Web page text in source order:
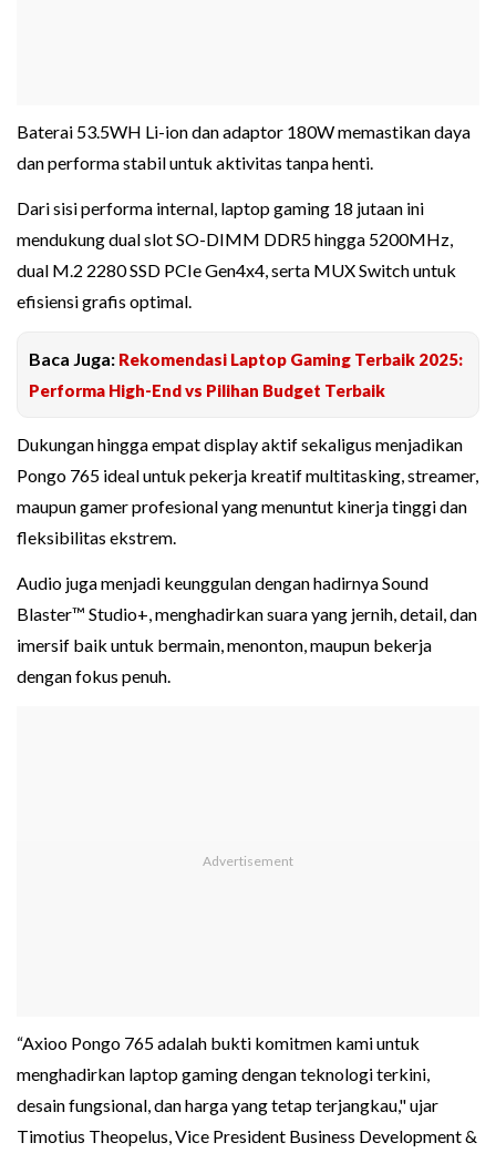
Baterai 53.5WH Li-ion dan adaptor 180W memastikan daya
dan performa stabil untuk aktivitas tanpa henti.
Dari sisi performa internal, laptop gaming 18 jutaan ini
mendukung dual slot SO-DIMM DDR5 hingga 5200MHz,
dual M.2 2280 SSD PCIe Gen4x4, serta MUX Switch untuk
efisiensi grafis optimal.
Baca Juga: Rekomendasi Laptop Gaming Terbaik 2025:
Performa High-End vs Pilihan Budget Terbaik
Dukungan hingga empat display aktif sekaligus menjadikan
Pongo 765 ideal untuk pekerja kreatif multitasking, streamer,
maupun gamer profesional yang menuntut kinerja tinggi dan
fleksibilitas ekstrem.
Audio juga menjadi keunggulan dengan hadirnya Sound
Blaster™ Studio+, menghadirkan suara yang jernih, detail, dan
imersif baik untuk bermain, menonton, maupun bekerja
dengan fokus penuh.
“Axioo Pongo 765 adalah bukti komitmen kami untuk
menghadirkan laptop gaming dengan teknologi terkini,
desain fungsional, dan harga yang tetap terjangkau," ujar
Timotius Theopelus, Vice President Business Development &